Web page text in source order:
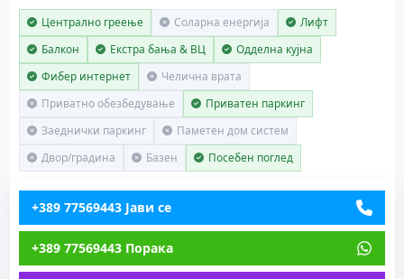
Централно греење Соларна енергија
Лифт
Балкон
Екстра бања & ВЦ
Одделна кујна
Фибер интернет
Челична врата
Приватно обезбедување
Приватен паркинг
Заеднички паркинг
Паметен дом систем
Двор/градина
Базен Посебен поглед
+389 77569443 Јави се
+389 77569443 Порака